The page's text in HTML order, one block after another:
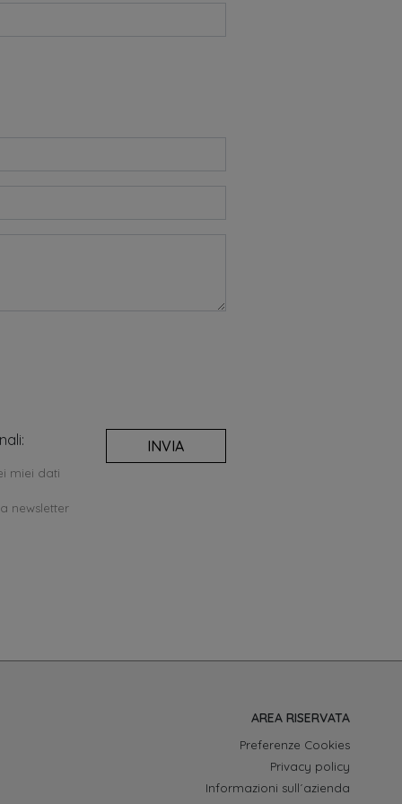
miei dati
newsletter
INVIA
AREA RISERVATA
Preferenze Cookies
Privacy policy
Informazioni sull´azienda